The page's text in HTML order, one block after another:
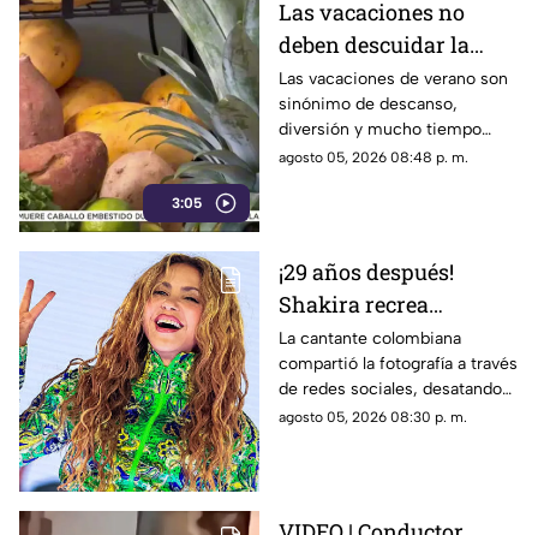
3:05
Las vacaciones no
deben descuidar la
alimentación infantil
Las vacaciones de verano son
sinónimo de descanso,
diversión y mucho tiempo
libre.
agosto 05, 2026 08:48 p. m.
¡29 años después!
Shakira recrea
ICÓNICO meme; esta es
la historia de la
fotografía
La cantante colombiana
compartió la fotografía a través
de redes sociales, desatando
cientos de comentarios.
agosto 05, 2026 08:30 p. m.